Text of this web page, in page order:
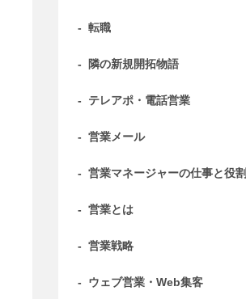
- 転職
- 隣の新規開拓物語
- テレアポ・電話営業
- 営業メール
- 営業マネージャーの仕事と役割
- 営業とは
- 営業戦略
- ウェブ営業・Web集客